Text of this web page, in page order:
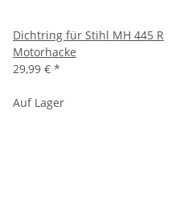
Dichtring für Stihl MH 445 R
Motorhacke
29,99 € *
Auf Lager